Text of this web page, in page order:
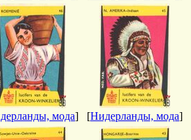
мода] [Нидерланды, мода]